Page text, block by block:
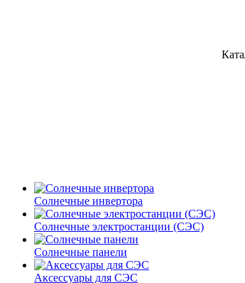
Солнечные инвертора
Солнечные электростанции (СЭС)
Солнечные панели
Аксессуары для СЭС